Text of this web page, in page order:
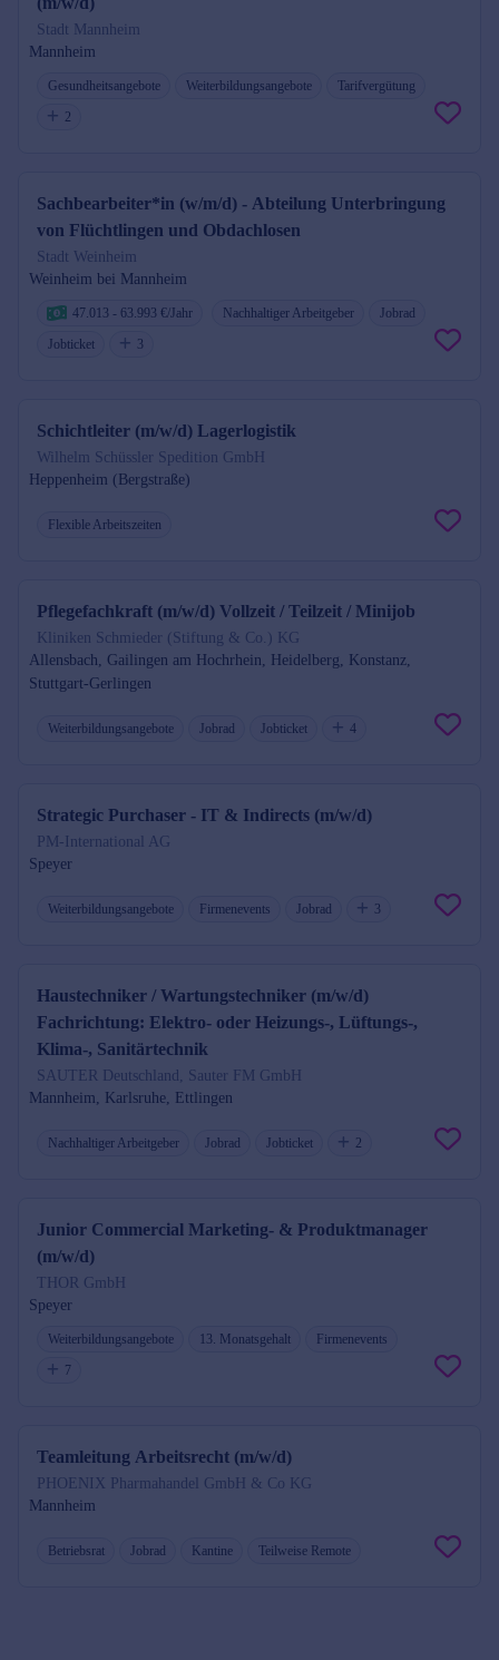
Stadt Mannheim
Mannheim
Gesundheitsangebote Weiterbildungsangebote
Tarifvergütung
2
Sachbearbeiter*in (w/m/d) - Abteilung Unterbringung
von Flüchtlingen und Obdachlosen
Stadt Weinheim
Weinheim bei Mannheim
47.013 - 63.993 €/Jahr Nachhaltiger Arbeitgeber
Jobrad
Jobticket
3
Schichtleiter (m/w/d) Lagerlogistik
Wilhelm Schüssler Spedition GmbH
Heppenheim (Bergstraße)
Flexible Arbeitszeiten
Pflegefachkraft (m/w/d) Vollzeit / Teilzeit / Minijob
Kliniken Schmieder (Stiftung & Co.) KG
Allensbach, Gailingen am Hochrhein, Heidelberg, Konstanz,
Stuttgart-Gerlingen
Weiterbildungsangebote Jobrad Jobticket 4
Strategic Purchaser - IT & Indirects (m/w/d)
PM-International AG
Speyer
Weiterbildungsangebote Firmenevents Jobrad 3
Haustechniker / Wartungstechniker (m/w/d)
Fachrichtung: Elektro- oder Heizungs-, Lüftungs-,
Klima-, Sanitärtechnik
SAUTER Deutschland, Sauter FM GmbH
Mannheim, Karlsruhe, Ettlingen
Nachhaltiger Arbeitgeber Jobrad Jobticket 2
Junior Commercial Marketing- & Produktmanager
(m/w/d)
THOR GmbH
Speyer
Weiterbildungsangebote 13. Monatsgehalt
Firmenevents
7
Teamleitung Arbeitsrecht (m/w/d)
PHOENIX Pharmahandel GmbH & Co KG
Mannheim
Betriebsrat Jobrad Kantine Teilweise Remote